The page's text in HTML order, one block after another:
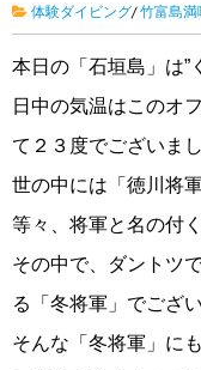
体験ダイビング/ 竹富島満
本日の「石垣島」は
日中の気温はこのオ
て２３度でございま
世の中には「徳川将
等々、将軍と名の付
その中で、ダントツ
る「冬将軍」でござ
そんな「冬将軍」に